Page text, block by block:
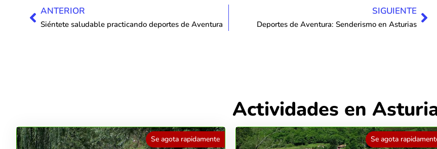
AntANTERIOR
Siéntete saludable practicando deportes de Aventura
SIGUIENTE
Deportes de Aventura: Senderismo en Asturias
Actividades en
Se agota rapidamente Se agota